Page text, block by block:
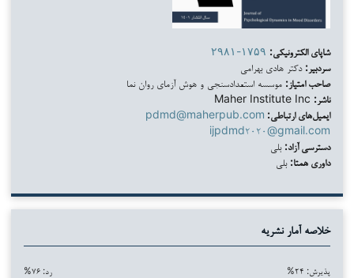
شاپای الکترونیکی: ۲۹۸۱-۱۷۵۹
سردبیر: دکتر هادی بهرامی
صاحب امتیاز: موسسه استعدادسنجی و هوش آزمای روان نما
ناشر:
ایمیل‌های ارتباطی: pdmd@maherpub.com
ijpdmd۲۰۲۰@gmail.com
دسترسی آزاد: بلی
داوری همتا: بلی
خلاصه آمار نشریه
پذیرش: ۲۴% رد: ۷۶%